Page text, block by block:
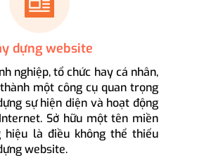
dựng website
nghiệp, tổ chức hay cá nhân,
một công cụ quan trọng
sự hiện diện và hoạt động
Sở hữu một tên miền
hiệu là điều không thể thiếu
website.